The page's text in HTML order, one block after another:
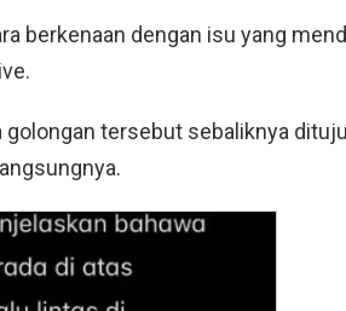
berkenaan dengan isu yang
tersebut sebaliknya